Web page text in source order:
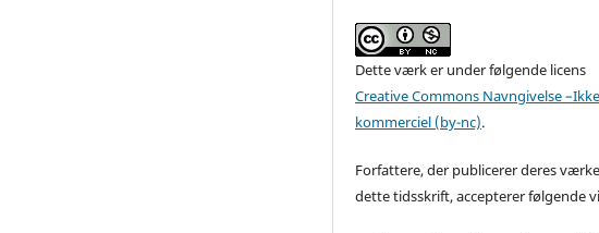
Dette værk er under følgende licens
Creative Commons Navngivelse
kommerciel (by-nc).
Forfattere, der publicerer deres
dette tidsskrift, accepterer følgende